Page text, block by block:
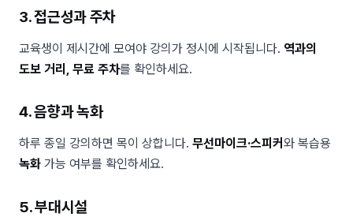
3. 접근성과 주차
교육생이 제시간에 모여야 강의가 정시에 시작됩니다. 역과의
도보 거리, 무료 주차를 확인하세요.
4. 음향과 녹화
하루 종일 강의하면 목이 상합니다. 무선마이크·스피커 와 복습용
녹화 가능 여부를 확인하세요.
5. 부대시설